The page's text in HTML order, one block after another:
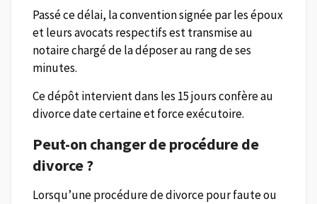
Passé ce délai, la convention signée par les époux
et leurs avocats respectifs est transmise au
notaire chargé de la déposer au rang de ses
minutes.
Ce dépôt intervient dans les 15 jours confère au
divorce date certaine et force exécutoire.
Peut-on changer de procédure de
divorce ?
Lorsqu’une procédure de divorce pour faute ou